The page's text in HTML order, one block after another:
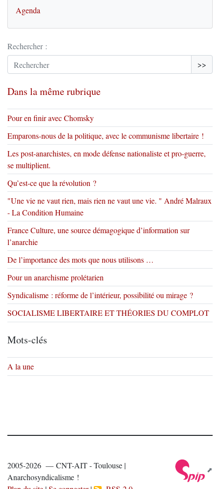
Agenda
Rechercher :
>>
Dans la même rubrique
Pour en finir avec Chomsky
Emparons-nous de la politique, avec le communisme libertaire !
Les post-anarchistes, en mode défense nationaliste et pro-guerre,
se multiplient.
Qu’est-ce que la révolution ?
"Une vie ne vaut rien, mais rien ne vaut une vie. " André Malraux
- La Condition Humaine
France Culture, une source démagogique d’information sur
l’anarchie
De l’importance des mots que nous utilisons …
Pour un anarchisme prolétarien
Syndicalisme : réforme de l’intérieur, possibilité ou mirage ?
SOCIALISME LIBERTAIRE ET THÉORIES DU COMPLOT
Mots-clés
A la une
2005-2026 — CNT-AIT - Toulouse |
Anarchosyndicalisme !